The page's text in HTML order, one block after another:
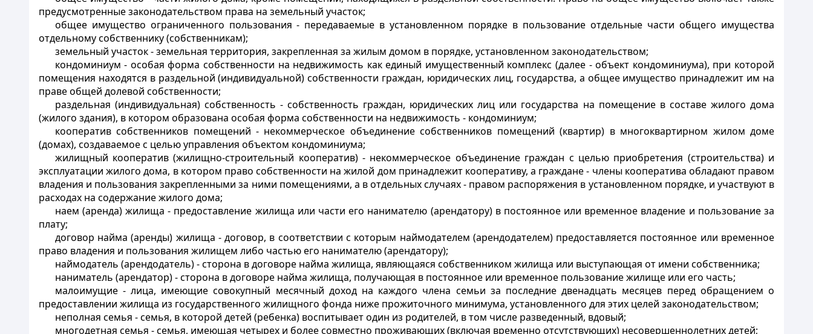
предусмотренные законодательством права на земельный участок;
общее имущество ограниченного пользования - передаваемые в установленном порядке в пользование отдельные части общего имущества
отдельному собственнику (собственникам);
земельный участок - земельная территория, закрепленная за жилым домом в порядке, установленном законодательством;
кондоминиум - особая форма собственности на недвижимость как единый имущественный комплекс (далее - объект кондоминиума), при которой
помещения находятся в раздельной (индивидуальной) собственности граждан, юридических лиц, государства, а общее имущество принадлежит им на
праве общей долевой собственности;
раздельная (индивидуальная) собственность - собственность граждан, юридических лиц или государства на помещение в составе жилого дома
(жилого здания), в котором образована особая форма собственности на недвижимость - кондоминиум;
кооператив собственников помещений - некоммерческое объединение собственников помещений (квартир) в многоквартирном жилом доме
(домах), создаваемое с целью управления объектом кондоминиума;
жилищный кооператив (жилищно-строительный кооператив) - некоммерческое объединение граждан с целью приобретения (строительства) и
эксплуатации жилого дома, в котором право собственности на жилой дом принадлежит кооперативу, а граждане - члены кооператива обладают правом
владения и пользования закрепленными за ними помещениями, а в отдельных случаях - правом распоряжения в установленном порядке, и участвуют в
расходах на содержание жилого дома;
наем (аренда) жилища - предоставление жилища или части его нанимателю (арендатору) в постоянное или временное владение и пользование за
плату;
договор найма (аренды) жилища - договор, в соответствии с которым наймодателем (арендодателем) предоставляется постоянное или временное
право владения и пользования жилищем либо частью его нанимателю (арендатору);
наймодатель (арендодатель) - сторона в договоре найма жилища, являющаяся собственником жилища или выступающая от имени собственника;
наниматель (арендатор) - сторона в договоре найма жилища, получающая в постоянное или временное пользование жилище или его часть;
малоимущие - лица, имеющие совокупный месячный доход на каждого члена семьи за последние двенадцать месяцев перед обращением о
предоставлении жилища из государственного жилищного фонда ниже прожиточного минимума, установленного для этих целей законодательством;
неполная семья - семья, в которой детей (ребенка) воспитывает один из родителей, в том числе разведенный, вдовый;
многодетная семья - семья, имеющая четырех и более совместно проживающих (включая временно отсутствующих) несовершеннолетних детей;